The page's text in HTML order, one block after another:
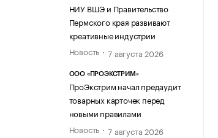
НИУ ВШЭ и Правительство
Пермского края развивают
креативные индустрии
Новость
7 августа 2026
ООО «ПРОЭКСТРИМ»
ПроЭкстрим начал предаудит
товарных карточек перед
новыми правилами
Новость
7 августа 2026